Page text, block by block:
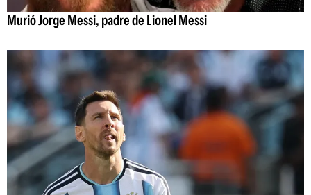
Murió Jorge Messi, padre de Lionel Messi